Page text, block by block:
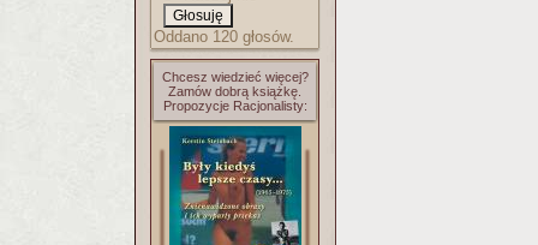
Oddano 120 głosów.
Chcesz wiedzieć więcej?
Zamów dobrą książkę.
Propozycje Racjonalisty: